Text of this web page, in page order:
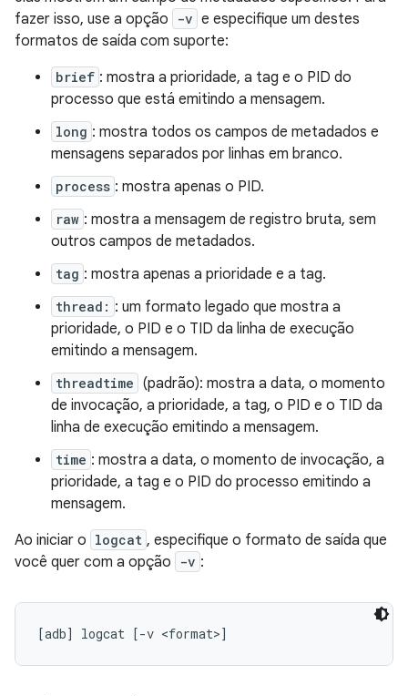
fazer isso, use a opção
-v e especifique um destes
formatos de saída com suporte:
brief : mostra a prioridade, a tag e o PID do
processo que está emitindo a mensagem.
long : mostra todos os campos de metadados e
mensagens separados por linhas em branco.
process : mostra apenas o PID.
raw : mostra a mensagem de registro bruta, sem
outros campos de metadados.
tag : mostra apenas a prioridade e a tag.
thread: : um formato legado que mostra a
prioridade, o PID e o TID da linha de execução
emitindo a mensagem.
threadtime (padrão): mostra a data, o momento
de invocação, a prioridade, a tag, o PID e o TID da
linha de execução emitindo a mensagem.
time : mostra a data, o momento de invocação, a
prioridade, a tag e o PID do processo emitindo a
mensagem.
Ao iniciar o logcat , especifique o formato de saída que
você quer com a opção
-v :